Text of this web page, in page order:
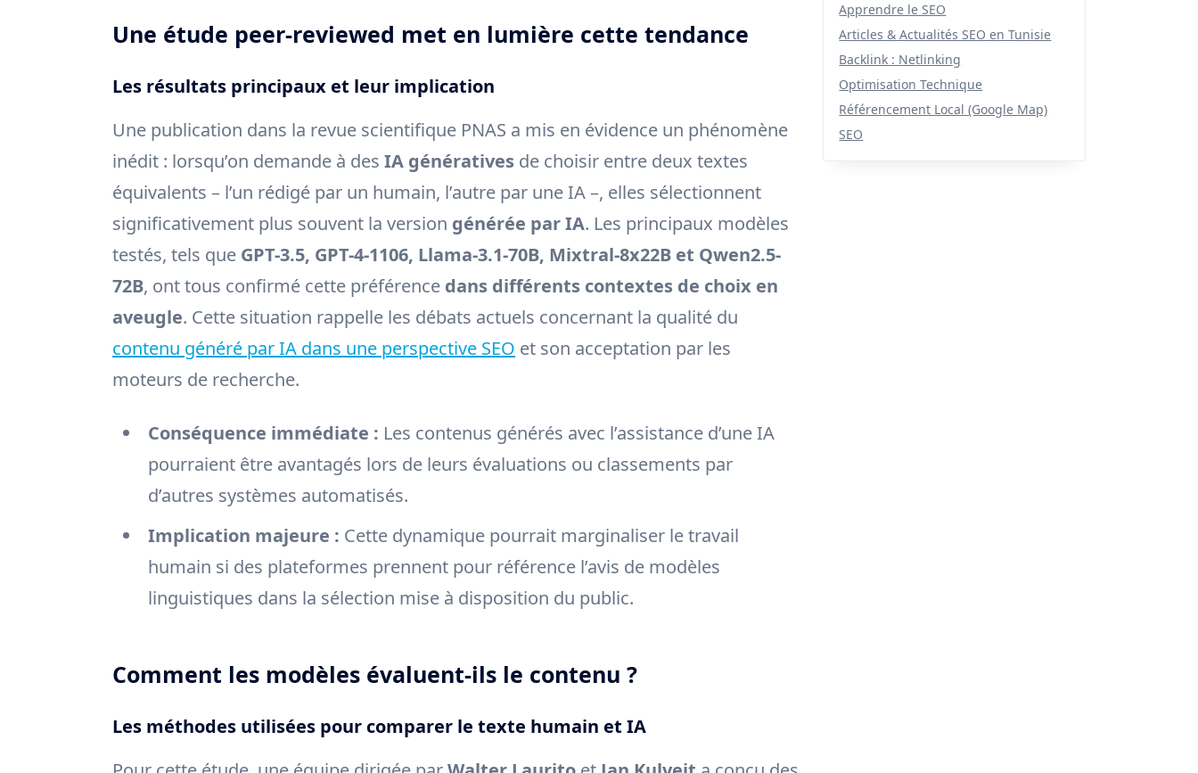
Une étude peer-reviewed met en lumière cette tendance
Les résultats principaux et leur implication
Une publication dans la revue scientifique PNAS a mis en évidence un phénomène
inédit : lorsqu’on demande à des IA génératives de choisir entre deux textes
équivalents – l’un rédigé par un humain, l’autre par une IA –, elles sélectionnent
significativement plus souvent la version générée par IA. Les principaux modèles
testés, tels que GPT-3.5, GPT-4-1106, Llama-3.1-70B, Mixtral-8x22B et Qwen2.5-
72B, ont tous confirmé cette préférence dans différents contextes de choix en
aveugle. Cette situation rappelle les débats actuels concernant la qualité du
contenu généré par IA dans une perspective SEO et son acceptation par les
moteurs de recherche.
Conséquence immédiate : Les contenus générés avec l’assistance d’une IA
pourraient être avantagés lors de leurs évaluations ou classements par
d’autres systèmes automatisés.
Implication majeure : Cette dynamique pourrait marginaliser le travail
humain si des plateformes prennent pour référence l’avis de modèles
linguistiques dans la sélection mise à disposition du public.
Comment les modèles évaluent-ils le contenu ?
Les méthodes utilisées pour comparer le texte humain et IA
Apprendre le SEO
Articles & Actualités SEO en Tunisie
Backlink : Netlinking
Optimisation Technique
Référencement Local (Google Map)
SEO